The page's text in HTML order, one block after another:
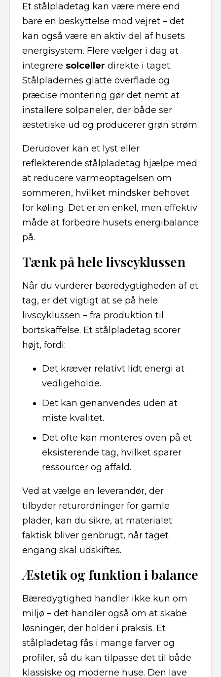
Et stålpladetag kan være mere end
bare en beskyttelse mod vejret – det
kan også være en aktiv del af husets
energisystem. Flere vælger i dag at
integrere solceller direkte i taget.
Stålpladernes glatte overflade og
præcise montering gør det nemt at
installere solpaneler, der både ser
æstetiske ud og producerer grøn strøm.
Derudover kan et lyst eller
reflekterende stålpladetag hjælpe med
at reducere varmeoptagelsen om
sommeren, hvilket mindsker behovet
for køling. Det er en enkel, men effektiv
måde at forbedre husets energibalance
på.
Tænk på hele livscyklussen
Når du vurderer bæredygtigheden af et
tag, er det vigtigt at se på hele
livscyklussen – fra produktion til
bortskaffelse. Et stålpladetag scorer
højt, fordi:
Det kræver relativt lidt energi at
vedligeholde.
Det kan genanvendes uden at
miste kvalitet.
Det ofte kan monteres oven på et
eksisterende tag, hvilket sparer
ressourcer og affald.
Ved at vælge en leverandør, der
tilbyder returordninger for gamle
plader, kan du sikre, at materialet
faktisk bliver genbrugt, når taget
engang skal udskiftes.
Æstetik og funktion i balance
Bæredygtighed handler ikke kun om
miljø – det handler også om at skabe
løsninger, der holder i praksis. Et
stålpladetag fås i mange farver og
profiler, så du kan tilpasse det til både
klassiske og moderne huse. Den lave